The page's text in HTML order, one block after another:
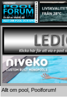
Allt om pool, Poolforum!